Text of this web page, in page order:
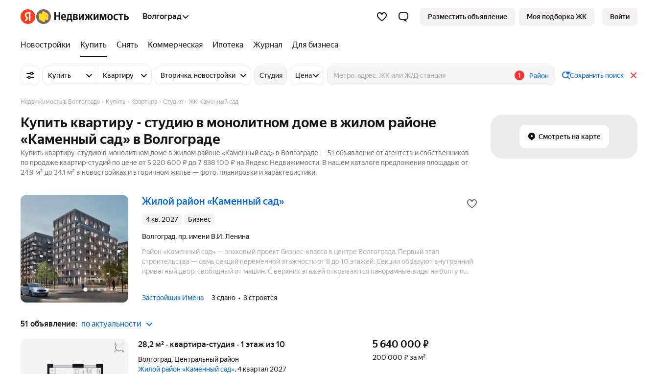
Волгоград Разместить объявление Моя подборка ЖК Войти
Новостройки Купить Снять Коммерческая Ипотека Журнал Для бизнеса
Купить Квартиру Вторичка, новостройки Студия Цена 1 Район Сохранить поиск
Смотреть на карте
Недвижимость в Волгограде Купить Квартира Студия ЖК Каменный сад
Купить квартиру - студию в монолитном доме в жилом районе
«Каменный сад» в Волгограде
Купить квартиру-студию в монолитном доме в жилом районе «Каменный сад» в Волгограде — 51 объявление от агентств и собственников
по продаже квартир-студий по цене от 5 220 600 ₽ до 7 838 100 ₽ на Яндекс Недвижимости. В нашем каталоге предложения площадью от
24,9 м² до 34,1 м² в новостройках и вторичном жилье — фото, планировки и характеристики.
жилой район «Каменный сад»
4 кв. 2027 бизнес
Волгоград, пр. имени В.И. Ленина
Район «Каменный сад» — знаковый проект бизнес-класса в центре Волгограда. Первый этап
строительства — семь секций переменной этажности от 8 до 10 этажей. Секции образуют внутренний
приватный двор, свободный от машин. С верхних этажей открываются панорамные виды на Волгу и
Застройщик Имена
3 сдано 3 строятся
+1
51 объявление: по актуальности
28,2 м² · квартира-студия · 1 этаж из 10
Волгоград, Центральный район
Жилой район «Каменный сад», 4 квартал 2027
5 640 000 ₽
200 000 ₽ за м²